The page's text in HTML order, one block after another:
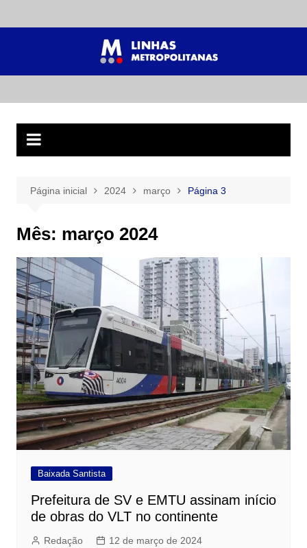
para
Página inicial 2024 março Página 3
Mês: março 2024
Baixada Santista
Prefeitura de SV e EMTU assinam início
de obras do VLT no continente
Redação 12 de março de 2024